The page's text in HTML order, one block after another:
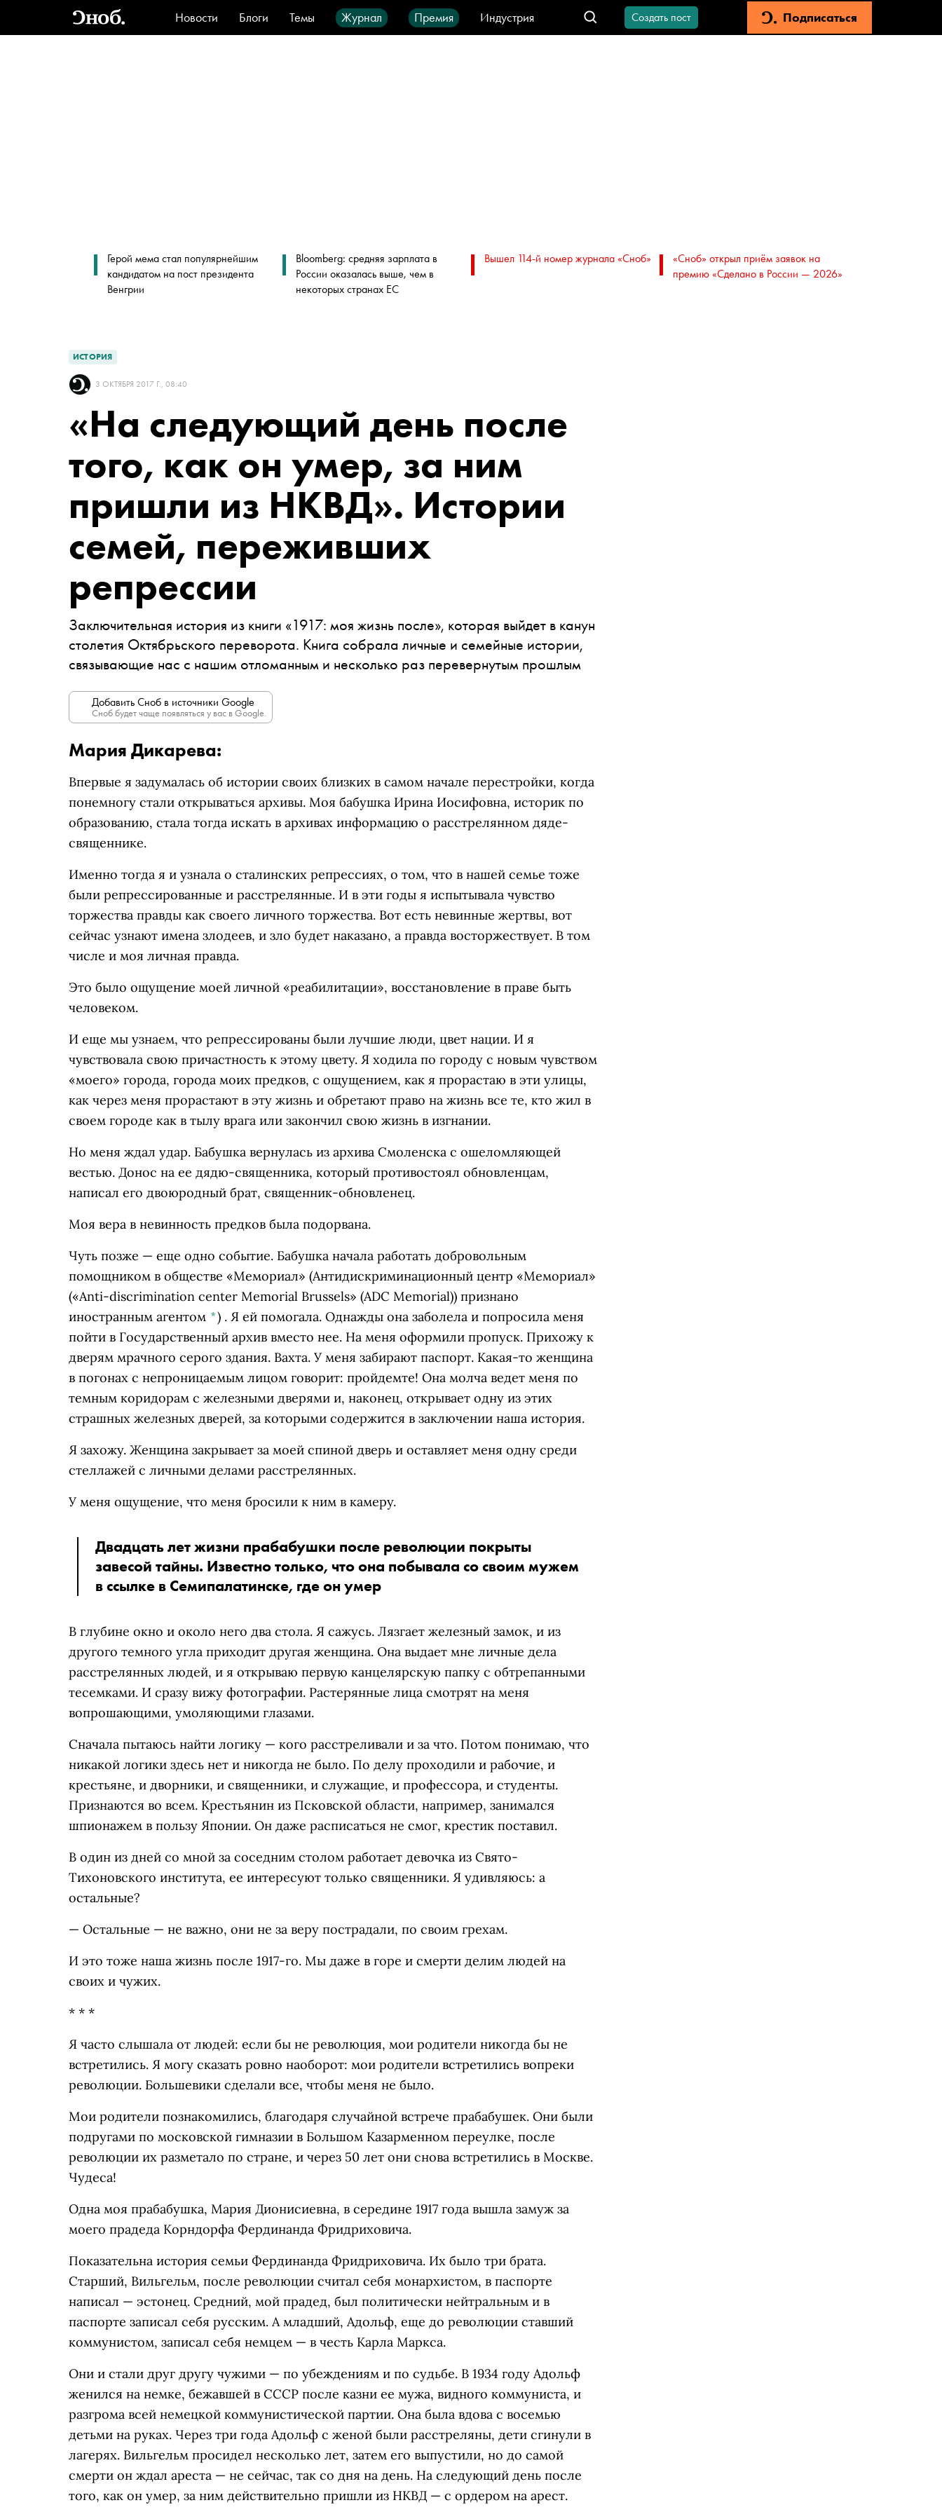
Новости Блоги Темы Журнал Премия
Индустрия
Стиль
Видео Город IT-продукты
Создать пост Подписаться
Герой мема стал популярнейшим
кандидатом на пост президента
Венгрии
Bloomberg: средняя зарплата в
России оказалась выше, чем в
некоторых странах ЕС
Вышел 114-й номер журнала «Сноб»
«Сноб» открыл приём заявок на
премию «Сделано в России — 2026»
ИСТОРИЯ
3 ОКТЯБРЯ 2017 Г., 08:40
«На следующий день после
того, как он умер, за ним
пришли из НКВД». Истории
семей, переживших
репрессии
Заключительная история из книги «1917: моя жизнь после», которая выйдет в канун
столетия Октябрьского переворота. Книга собрала личные и семейные истории,
связывающие нас с нашим отломанным и несколько раз перевернутым прошлым
Добавить Сноб в источники Google
Сноб будет чаще появляться у вас в Google.
Мария Дикарева:
Впервые я задумалась об истории своих близких в самом начале перестройки, когда
понемногу стали открываться архивы. Моя бабушка Ирина Иосифовна, историк по
образованию, стала тогда искать в архивах информацию о расстрелянном дяде-
священнике.
Именно тогда я и узнала о сталинских репрессиях, о том, что в нашей семье тоже
были репрессированные и расстрелянные. И в эти годы я испытывала чувство
торжества правды как своего личного торжества. Вот есть невинные жертвы, вот
сейчас узнают имена злодеев, и зло будет наказано, а правда восторжествует. В том
числе и моя личная правда.
Это было ощущение моей личной «реабилитации», восстановление в праве быть
человеком.
И еще мы узнаем, что репрессированы были лучшие люди, цвет нации. И я
чувствовала свою причастность к этому цвету. Я ходила по городу с новым чувством
«моего» города, города моих предков, с ощущением, как я прорастаю в эти улицы,
как через меня прорастают в эту жизнь и обретают право на жизнь все те, кто жил в
своем городе как в тылу врага или закончил свою жизнь в изгнании.
Но меня ждал удар. Бабушка вернулась из архива Смоленска с ошеломляющей
вестью. Донос на ее дядю-священника, который противостоял обновленцам,
написал его двоюродный брат, священник-обновленец.
Моя вера в невинность предков была подорвана.
Чуть позже — еще одно событие. Бабушка начала работать добровольным
помощником в обществе «Мемориал» (Антидискриминационный центр «Мемориал»
(«Anti-discrimination center Memorial Brussels» (ADC Memorial)) признано
иностранным агентом *) . Я ей помогала. Однажды она заболела и попросила меня
пойти в Государственный архив вместо нее. На меня оформили пропуск. Прихожу к
дверям мрачного серого здания. Вахта. У меня забирают паспорт. Какая-то женщина
в погонах с непроницаемым лицом говорит: пройдемте! Она молча ведет меня по
темным коридорам с железными дверями и, наконец, открывает одну из этих
страшных железных дверей, за которыми содержится в заключении наша история.
Я захожу. Женщина закрывает за моей спиной дверь и оставляет меня одну среди
стеллажей с личными делами расстрелянных.
У меня ощущение, что меня бросили к ним в камеру.
Двадцать лет жизни прабабушки после революции покрыты
завесой тайны. Известно только, что она побывала со своим мужем
в ссылке в Семипалатинске, где он умер
В глубине окно и около него два стола. Я сажусь. Лязгает железный замок, и из
другого темного угла приходит другая женщина. Она выдает мне личные дела
расстрелянных людей, и я открываю первую канцелярскую папку с обтрепанными
тесемками. И сразу вижу фотографии. Растерянные лица смотрят на меня
вопрошающими, умоляющими глазами.
Сначала пытаюсь найти логику — кого расстреливали и за что. Потом понимаю, что
никакой логики здесь нет и никогда не было. По делу проходили и рабочие, и
крестьяне, и дворники, и священники, и служащие, и профессора, и студенты.
Признаются во всем. Крестьянин из Псковской области, например, занимался
шпионажем в пользу Японии. Он даже расписаться не смог, крестик поставил.
В один из дней со мной за соседним столом работает девочка из Свято-
Тихоновского института, ее интересуют только священники. Я удивляюсь: а
остальные?
— Остальные — не важно, они не за веру пострадали, по своим грехам.
И это тоже наша жизнь после 1917-го. Мы даже в горе и смерти делим людей на
своих и чужих.
* * *
Я часто слышала от людей: если бы не революция, мои родители никогда бы не
встретились. Я могу сказать ровно наоборот: мои родители встретились вопреки
революции. Большевики сделали все, чтобы меня не было.
Мои родители познакомились, благодаря случайной встрече прабабушек. Они были
подругами по московской гимназии в Большом Казарменном переулке, после
революции их разметало по стране, и через 50 лет они снова встретились в Москве.
Чудеса!
Одна моя прабабушка, Мария Дионисиевна, в середине 1917 года вышла замуж за
моего прадеда Корндорфа Фердинанда Фридриховича.
Показательна история семьи Фердинанда Фридриховича. Их было три брата.
Старший, Вильгельм, после революции считал себя монархистом, в паспорте
написал — эстонец. Средний, мой прадед, был политически нейтральным и в
паспорте записал себя русским. А младший, Адольф, еще до революции ставший
коммунистом, записал себя немцем — в честь Карла Маркса.
Они и стали друг другу чужими — по убеждениям и по судьбе. В 1934 году Адольф
женился на немке, бежавшей в СССР после казни ее мужа, видного коммуниста, и
разгрома всей немецкой коммунистической партии. Она была вдова с восемью
детьми на руках. Через три года Адольф с женой были расстреляны, дети сгинули в
лагерях. Вильгельм просидел несколько лет, затем его выпустили, но до самой
смерти он ждал ареста — не сейчас, так со дня на день. На следующий день после
того, как он умер, за ним действительно пришли из НКВД — с ордером на арест.